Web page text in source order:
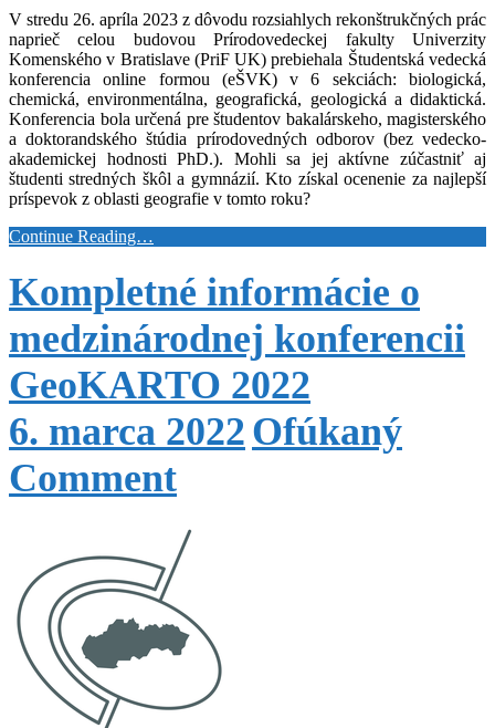
V stredu 26. apríla 2023 z dôvodu rozsiahlych rekonštrukčných prác
naprieč celou budovou Prírodovedeckej fakulty Univerzity
Komenského v Bratislave (PriF UK) prebiehala Študentská vedecká
konferencia online formou (eŠVK) v 6 sekciách: biologická,
chemická, environmentálna, geografická, geologická a didaktická.
Konferencia bola určená pre študentov bakalárskeho, magisterského
a doktorandského štúdia prírodovedných odborov (bez vedecko-
akademickej hodnosti PhD.). Mohli sa jej aktívne zúčastniť aj
študenti stredných škôl a gymnázií. Kto získal ocenenie za najlepší
príspevok z oblasti geografie v tomto roku?
Continue Reading…
Kompletné informácie o
medzinárodnej konferencii
GeoKARTO 2022
6. marca 2022 Ofúkaný
Comment